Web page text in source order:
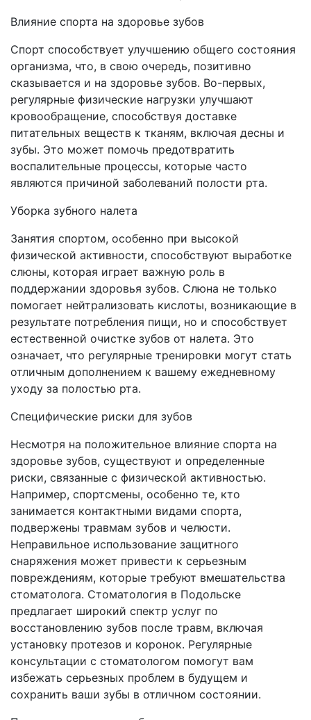
Влияние спорта на здоровье зубов
Спорт способствует улучшению общего состояния
организма, что, в свою очередь, позитивно
сказывается и на здоровье зубов. Во-первых,
регулярные физические нагрузки улучшают
кровообращение, способствуя доставке
питательных веществ к тканям, включая десны и
зубы. Это может помочь предотвратить
воспалительные процессы, которые часто
являются причиной заболеваний полости рта.
Уборка зубного налета
Занятия спортом, особенно при высокой
физической активности, способствуют выработке
слюны, которая играет важную роль в
поддержании здоровья зубов. Слюна не только
помогает нейтрализовать кислоты, возникающие в
результате потребления пищи, но и способствует
естественной очистке зубов от налета. Это
означает, что регулярные тренировки могут стать
отличным дополнением к вашему ежедневному
уходу за полостью рта.
Специфические риски для зубов
Несмотря на положительное влияние спорта на
здоровье зубов, существуют и определенные
риски, связанные с физической активностью.
Например, спортсмены, особенно те, кто
занимается контактными видами спорта,
подвержены травмам зубов и челюсти.
Неправильное использование защитного
снаряжения может привести к серьезным
повреждениям, которые требуют вмешательства
стоматолога. Стоматология в Подольске
предлагает широкий спектр услуг по
восстановлению зубов после травм, включая
установку протезов и коронок. Регулярные
консультации с стоматологом помогут вам
избежать серьезных проблем в будущем и
сохранить ваши зубы в отличном состоянии.